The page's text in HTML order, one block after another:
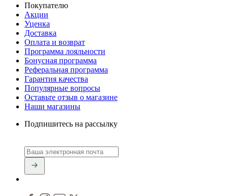
Покупателю
Акции
Уценка
Доставка
Оплата и возврат
Программа лояльности
Бонусная программа
Реферальная программа
Гарантия качества
Популярные вопросы
Оставьте отзыв о магазине
Наши магазины
Подпишитесь на рассылку